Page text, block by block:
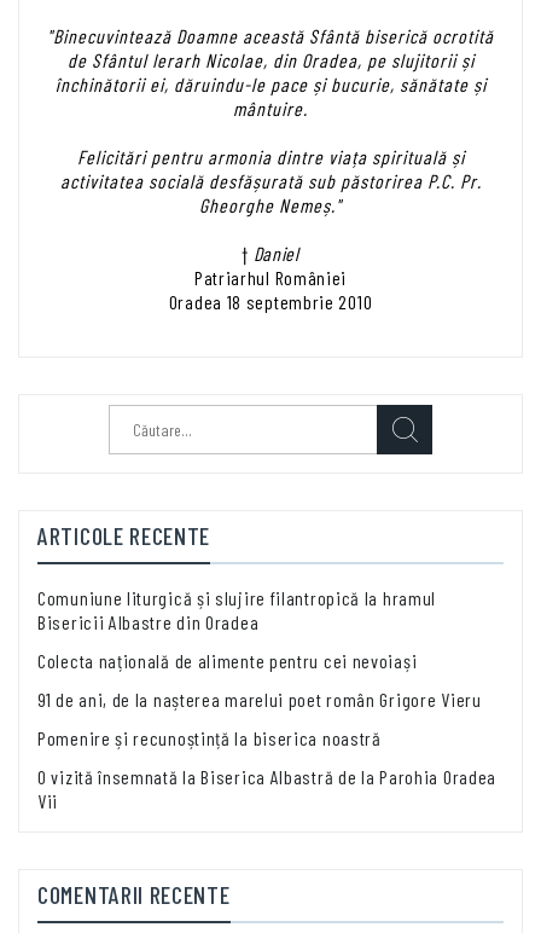
"Binecuvintează Doamne această Sfântă biserică ocrotită
de Sfântul Ierarh Nicolae, din Oradea, pe slujitorii și
închinătorii ei, dăruindu-le pace și bucurie, sănătate și
mântuire.
Felicitări pentru armonia dintre viața spirituală și
activitatea socială desfășurată sub păstorirea P.C. Pr.
Gheorghe Nemeș."
† Daniel
Patriarhul României
Oradea 18 septembrie 2010
după:
ARTICOLE RECENTE
Comuniune liturgică și slujire filantropică la hramul
Bisericii Albastre din Oradea
Colecta națională de alimente pentru cei nevoiași
91 de ani, de la nașterea marelui poet român Grigore Vieru
Pomenire și recunoștință la biserica noastră
O vizită însemnată la Biserica Albastră de la Parohia Oradea
Vii
COMENTARII RECENTE